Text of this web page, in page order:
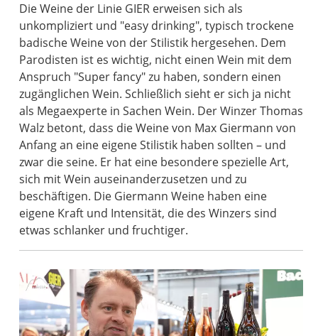
Die Weine der Linie GIER erweisen sich als
unkompliziert und "easy drinking", typisch trockene
badische Weine von der Stilistik hergesehen. Dem
Parodisten ist es wichtig, nicht einen Wein mit dem
Anspruch "Super fancy" zu haben, sondern einen
zugänglichen Wein. Schließlich sieht er sich ja nicht
als Megaexperte in Sachen Wein. Der Winzer Thomas
Walz betont, dass die Weine von Max Giermann von
Anfang an eine eigene Stilistik haben sollten – und
zwar die seine. Er hat eine besondere spezielle Art,
sich mit Wein auseinanderzusetzen und zu
beschäftigen. Die Giermann Weine haben eine
eigene Kraft und Intensität, die des Winzers sind
etwas schlanker und fruchtiger.